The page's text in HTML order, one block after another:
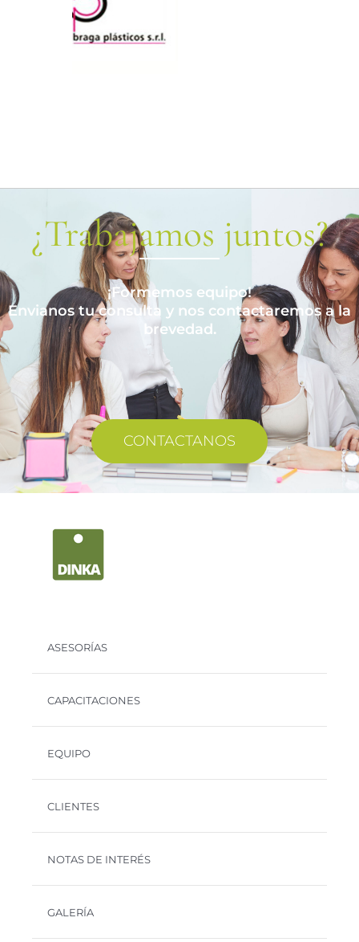
¿Trabajamos juntos?
¡Formemos equipo!
Envianos tu consulta y nos contactaremos a la
brevedad.
CONTACTANOS